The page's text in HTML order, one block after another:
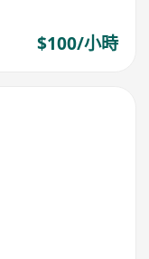
$100/小時